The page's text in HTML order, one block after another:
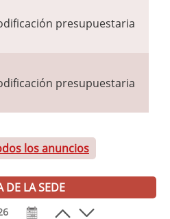
presupuestaria
presupuestaria
los anuncios
DE LA SEDE